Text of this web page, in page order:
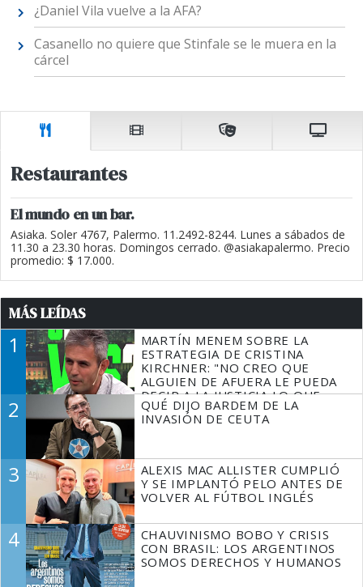
¿Daniel Vila vuelve a la AFA?
Casanello no quiere que Stinfale se le muera en la
cárcel
Restaurantes
El mundo en un bar.
Asiaka. Soler 4767, Palermo. 11.2492-8244. Lunes a sábados de
11.30 a 23.30 horas. Domingos cerrado. @asiakapalermo. Precio
promedio: $ 17.000.
MÁS LEÍDAS
1
MARTÍN MENEM SOBRE LA
ESTRATEGIA DE CRISTINA
KIRCHNER: "NO CREO QUE
ALGUIEN DE AFUERA LE PUEDA
DECIR A LA JUSTICIA LO QUE
TIENE QUE HACER"
2
QUÉ DIJO BARDEM DE LA
INVASIÓN DE CEUTA
3
ALEXIS MAC ALLISTER CUMPLIÓ
Y SE IMPLANTÓ PELO ANTES DE
VOLVER AL FÚTBOL INGLÉS
4
CHAUVINISMO BOBO Y CRISIS
CON BRASIL: LOS ARGENTINOS
SOMOS DERECHOS Y HUMANOS